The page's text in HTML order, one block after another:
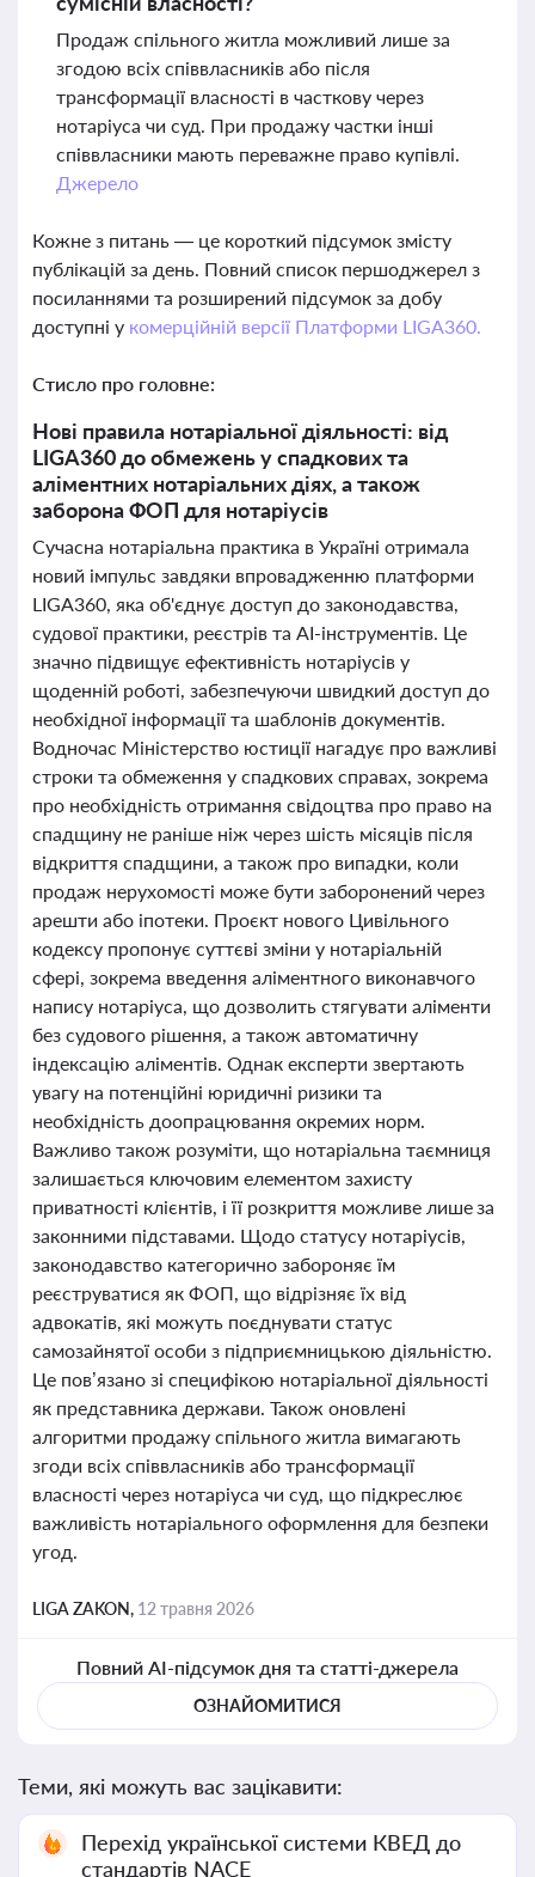
Продаж спільного житла можливий лише за
згодою всіх співвласників або після
трансформації власності в часткову через
нотаріуса чи суд. При продажу частки інші
співвласники мають переважне право купівлі.
Джерело
Кожне з питань — це короткий підсумок змісту
публікацій за день. Повний список першоджерел з
посиланнями та розширений підсумок за добу
доступні у комерційній версії Платформи LIGA360.
Стисло про головне:
Нові правила нотаріальної діяльності: від
LIGA360 до обмежень у спадкових та
аліментних нотаріальних діях, а також
заборона ФОП для нотаріусів
Сучасна нотаріальна практика в Україні отримала
новий імпульс завдяки впровадженню платформи
LIGA360, яка об'єднує доступ до законодавства,
судової практики, реєстрів та AI-інструментів. Це
значно підвищує ефективність нотаріусів у
щоденній роботі, забезпечуючи швидкий доступ до
необхідної інформації та шаблонів документів.
Водночас Міністерство юстиції нагадує про важливі
строки та обмеження у спадкових справах, зокрема
про необхідність отримання свідоцтва про право на
спадщину не раніше ніж через шість місяців після
відкриття спадщини, а також про випадки, коли
продаж нерухомості може бути заборонений через
арешти або іпотеки. Проєкт нового Цивільного
кодексу пропонує суттєві зміни у нотаріальній
сфері, зокрема введення аліментного виконавчого
напису нотаріуса, що дозволить стягувати аліменти
без судового рішення, а також автоматичну
індексацію аліментів. Однак експерти звертають
увагу на потенційні юридичні ризики та
необхідність доопрацювання окремих норм.
Важливо також розуміти, що нотаріальна таємниця
залишається ключовим елементом захисту
приватності клієнтів, і її розкриття можливе лише за
законними підставами. Щодо статусу нотаріусів,
законодавство категорично забороняє їм
реєструватися як ФОП, що відрізняє їх від
адвокатів, які можуть поєднувати статус
самозайнятої особи з підприємницькою діяльністю.
Це пов’язано зі специфікою нотаріальної діяльності
як представника держави. Також оновлені
алгоритми продажу спільного житла вимагають
згоди всіх співвласників або трансформації
власності через нотаріуса чи суд, що підкреслює
важливість нотаріального оформлення для безпеки
угод.
LIGA ZAKON, 12 травня 2026
Повний AI-підсумок дня та статті-джерела
ОЗНАЙОМИТИСЯ
Теми, які можуть вас зацікавити:
Перехід української системи КВЕД до
стандартів NACE